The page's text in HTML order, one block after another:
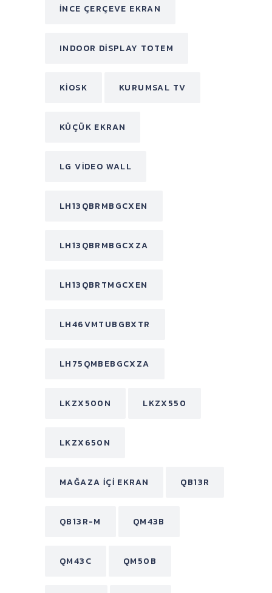
INCE ÇERÇEVE EKRAN
INDOOR DISPLAY TOTEM
KIOSK KURUMSAL TV
KÜÇÜK EKRAN
LG VIDEO WALL
LH13QBRMBGCXEN
LH13QBRMBGCXZA
LH13QBRTMGCXEN
LH46VMTUBGBXTR
LH75QMBEBGCXZA
LKZX500N LKZX550
LKZX650N
MAĞAZA İÇI EKRAN QB13R
QB13R-M QM43B
QM43C QM50B